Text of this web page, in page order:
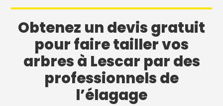
Obtenez un devis gratuit
pour faire tailler vos
arbres à Lescar par des
professionnels de
l’élagage